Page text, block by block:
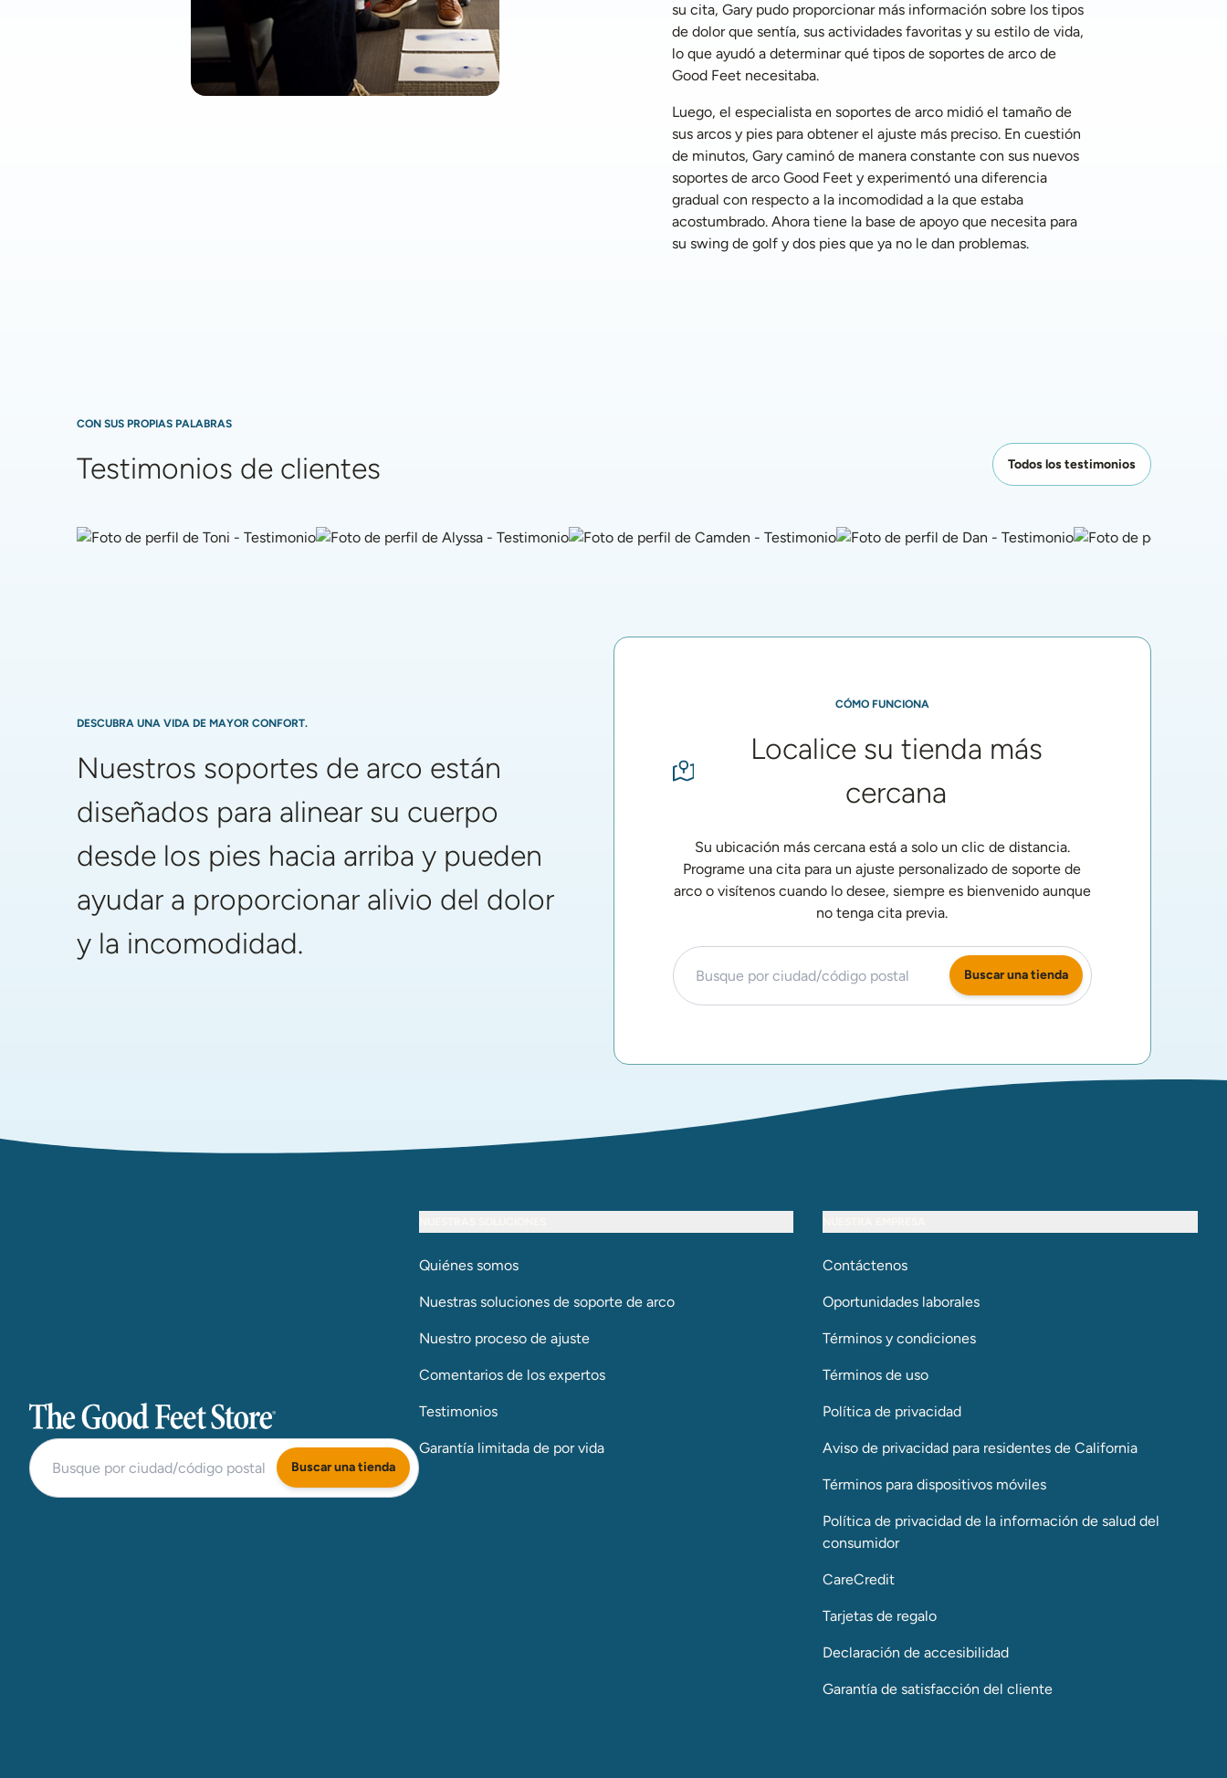
su cita, Gary pudo proporcionar más información sobre los tipos
de dolor que sentía, sus actividades favoritas y su estilo de vida,
lo que ayudó a determinar qué tipos de soportes de arco de
Good Feet necesitaba.
Luego, el especialista en soportes de arco midió el tamaño de
sus arcos y pies para obtener el ajuste más preciso. En cuestión
de minutos, Gary caminó de manera constante con sus nuevos
soportes de arco Good Feet y experimentó una diferencia
gradual con respecto a la incomodidad a la que estaba
acostumbrado. Ahora tiene la base de apoyo que necesita para
su swing de golf y dos pies que ya no le dan problemas.
CON SUS PROPIAS PALABRAS
Testimonios de clientes Todos los testimonios
desapareció y volví a ser
como encontrar
DESCUBRA UNA VIDA DE MAYOR CONFORT.
Nuestros soportes de arco están
diseñados para alinear su cuerpo
desde los pies hacia arriba y pueden
ayudar a proporcionar alivio del dolor
y la incomodidad.
CÓMO FUNCIONA
Localice su tienda más
cercana
Su ubicación más cercana está a solo un clic de distancia.
Programe una cita para un ajuste personalizado de soporte de
arco o visítenos cuando lo desee, siempre es bienvenido aunque
no tenga cita previa.
Buscar una tienda
The Good Feet Store
Buscar una tienda
Quiénes somos
Nuestras soluciones de soporte de arco​​​​​​​
Nuestro proceso de ajuste
Comentarios de los expertos
Testimonios
Garantía limitada de por vida
Contáctenos
Oportunidades laborales
Términos y condiciones
Términos de uso
Política de privacidad
Aviso de privacidad para residentes de California
Términos para dispositivos móviles
Política de privacidad de la información de salud del
consumidor
CareCredit
Tarjetas de regalo
Declaración de accesibilidad
Garantía de satisfacción del cliente